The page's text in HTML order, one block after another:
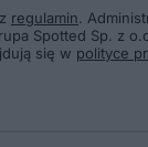
regulamin.
Spotted Sp. z
się w polityce